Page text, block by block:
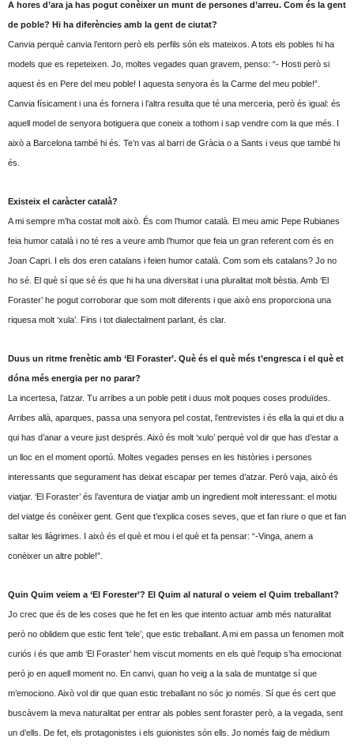
A hores d’ara ja has pogut conèixer un munt de persones d’arreu. Com és la gent
de poble? Hi ha diferències amb la gent de ciutat?
Canvia perquè canvia l’entorn però els perfils són els mateixos. A tots els pobles hi ha
models que es repeteixen. Jo, moltes vegades quan gravem, penso: “- Hosti però si
aquest és en Pere del meu poble! I aquesta senyora és la Carme del meu poble!”.
Canvia físicament i una és fornera i l’altra resulta que té una merceria, però és igual: és
aquell model de senyora botiguera que coneix a tothom i sap vendre com la que més. I
això a Barcelona també hi és. Te’n vas al barri de Gràcia o a Sants i veus que també hi
és.
Existeix el caràcter català?
A mi sempre m’ha costat molt això. És com l’humor català. El meu amic Pepe Rubianes
feia humor català i no té res a veure amb l’humor que feia un gran referent com és en
Joan Capri. I els dos eren catalans i feien humor català. Com som els catalans? Jo no
ho sé. El què sí que sé és que hi ha una diversitat i una pluralitat molt bèstia. Amb ‘El
Foraster’ he pogut corroborar que som molt diferents i que això ens proporciona una
riquesa molt ‘xula’. Fins i tot dialectalment parlant, és clar.
Duus un ritme frenètic amb ‘El Foraster’. Què és el què més t’engresca i el què et
dóna més energia per no parar?
La incertesa, l’atzar. Tu arribes a un poble petit i duus molt poques coses produïdes.
Arribes allà, aparques, passa una senyora pel costat, l’entrevistes i és ella la qui et diu a
qui has d’anar a veure just després. Això és molt ‘xulo’ perquè vol dir que has d’estar a
un lloc en el moment oportú. Moltes vegades penses en les històries i persones
interessants que segurament has deixat escapar per temes d’atzar. Però vaja, això és
viatjar. ‘El Foraster’ és l’aventura de viatjar amb un ingredient molt interessant: el motiu
del viatge és conèixer gent. Gent que t’explica coses seves, que et fan riure o que et fan
saltar les llàgrimes. I això és el què et mou i el què et fa pensar: “-Vinga, anem a
conèixer un altre poble!”.
Quin Quim veiem a ‘El Forester’? El Quim al natural o veiem el Quim treballant?
Jo crec que és de les coses que he fet en les que intento actuar amb més naturalitat
però no oblidem que estic fent ‘tele’, que estic treballant. A mi em passa un fenomen molt
curiós i és que amb ‘El Foraster’ hem viscut moments en els què l’equip s’ha emocionat
però jo en aquell moment no. En canvi, quan ho veig a la sala de muntatge sí que
m’emociono. Això vol dir que quan estic treballant no sóc jo només. Sí que és cert que
buscàvem la meva naturalitat per entrar als pobles sent foraster però, a la vegada, sent
un d’ells. De fet, els protagonistes i els guionistes són ells. Jo només faig de mèdium